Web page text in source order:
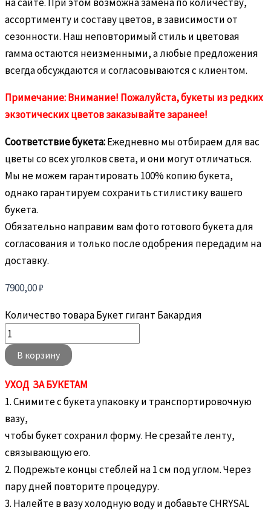
ассортименту и составу цветов, в зависимости от
сезонности. Наш неповторимый стиль и цветовая
гамма остаются неизменными, а любые предложения
всегда обсуждаются и согласовываются с клиентом.
Примечание: Внимание! Пожалуйста, букеты из редких
экзотических цветов заказывайте заранее!
Соответствие букета:Ежедневно мы отбираем для вас
цветы со всех уголков света, и они могут отличаться.
Мы не можем гарантировать 100% копию букета,
однако гарантируем сохранить стилистику вашего
букета.
Обязательно направим вам фото готового букета для
согласования и только после одобрения передадим на
доставку.
7900,00₽
Количество товара Букет гигант Бакардия
В корзину
УХОД ЗА БУКЕТАМ
1. Снимите с букета упаковку и транспортировочную
вазу,
чтобы букет сохранил форму. Не срезайте ленту,
связывающую его.
2. Подрежьте концы стеблей на 1 см под углом. Через
пару дней повторите процедуру.
3. Налейте в вазу холодную воду и добавьте CHRYSAL